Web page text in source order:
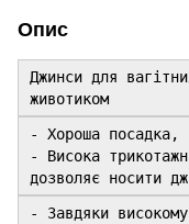
Опис
Джинси для
животиком
- Хороша посадка,
- Висока
дозволяє носити
- Завдяки